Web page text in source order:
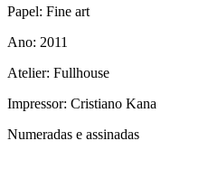
Papel: Fine art
Ano: 2011
Atelier: Fullhouse
Impressor: Cristiano Kana
Numeradas e assinadas